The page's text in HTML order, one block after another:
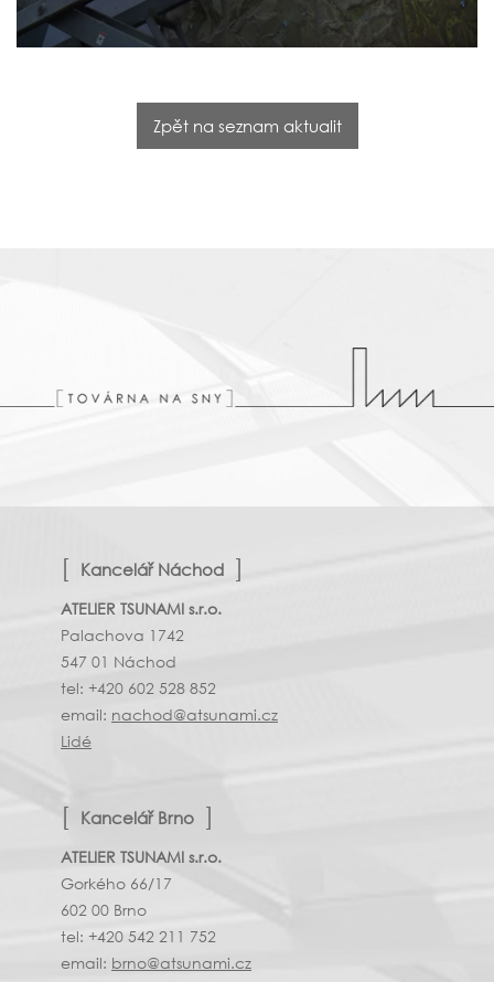
Zpět na seznam aktualit
Kancelář Náchod
ATELIER TSUNAMI s.r.o.
Palachova 1742
547 01 Náchod
tel: +420 602 528 852
email: nachod@atsunami.cz
Lidé
Kancelář Brno
ATELIER TSUNAMI s.r.o.
Gorkého 66/17
602 00 Brno
tel: +420 542 211 752
email: brno@atsunami.cz